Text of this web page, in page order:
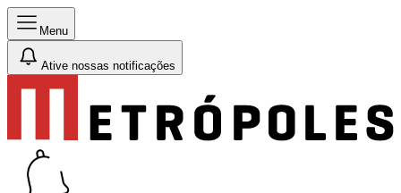
Menu
Ative nossas notificações